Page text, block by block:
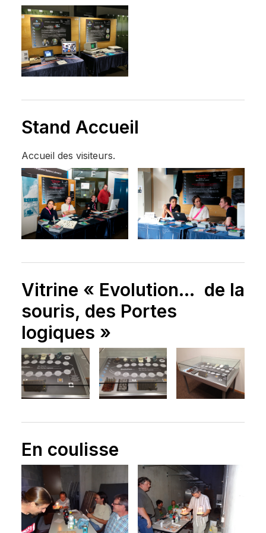
Stand Accueil
Accueil des visiteurs.
Vitrine « Evolution… de la
souris, des Portes
logiques »
En coulisse